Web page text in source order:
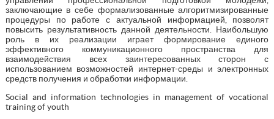
заключающие в себе формализованные алгоритмизированные
процедуры по работе с актуальной информацией, позволят
повысить результативность данной деятельности. Наибольшую
роль в их реализации играет формирование единого
эффективного коммуникационного пространства для
взаимодействия всех заинтересованных сторон с
использованием возможностей интернет-среды и электронных
средств получения и обработки информации.
Social and information technologies in management of vocational
training of youth